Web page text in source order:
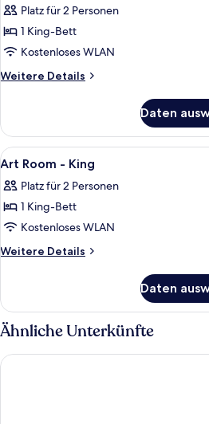
Twin
für
Art
Room
Courtyard
King
anzeigen
Platz für 2 Personen
1 King-Bett
Kostenloses WLAN
Weitere Details
Weitere
Room
Courtyard
View
King
Daten
Alle
Fotos
für
Art
Room
-
Ein
6
Art Room - King
Platz für 2 Personen
1 King-Bett
Kostenloses WLAN
Weitere Details
Weitere
Room
-
King
Daten
Ähnliche Unterkünfte
Hotel Esplanade Zagreb